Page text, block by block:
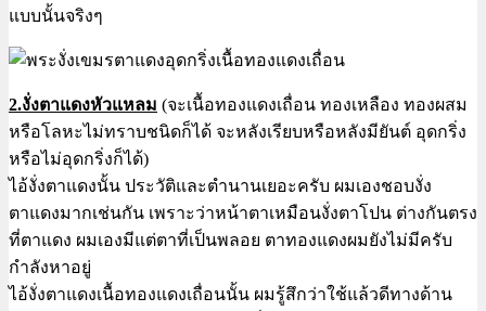
แบบนั้นจริงๆ
2.งั่งตาแดงหัวแหลม (จะเนื้อทองแดงเถื่อน ทองเหลือง ทองผสม
หรือโลหะไม่ทราบชนิดก็ได้ จะหลังเรียบหรือหลังมียันต์ อุดกริ่ง
หรือไม่อุดกริ่งก็ได้)
ไอ้งั่งตาแดงนั้น ประวัติและตำนานเยอะครับ ผมเองชอบงั่ง
ตาแดงมากเช่นกัน เพราะว่าหน้าตาเหมือนงั่งตาโปน ต่างกันตรง
ที่ตาแดง ผมเองมีแต่ตาที่เป็นพลอย ตาทองแดงผมยังไม่มีครับ
กำลังหาอยู่
ไอ้งั่งตาแดงเนื้อทองแดงเถื่อนนั้น ผมรู้สึกว่าใช้แล้วดีทางด้าน